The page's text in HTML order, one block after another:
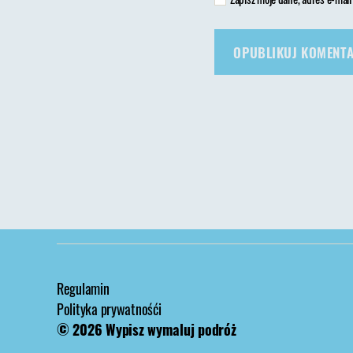
Regulamin
Polityka prywatnośći
© 2026Wypisz wymaluj podróż